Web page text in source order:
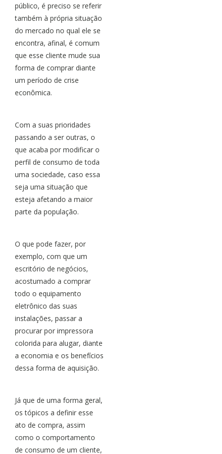
público, é preciso se referir
também à própria situação
do mercado no qual ele se
encontra, afinal, é comum
que esse cliente mude sua
forma de comprar diante
um período de crise
econômica.
Com a suas prioridades
passando a ser outras, o
que acaba por modificar o
perfil de consumo de toda
uma sociedade, caso essa
seja uma situação que
esteja afetando a maior
parte da população.
O que pode fazer, por
exemplo, com que um
escritório de negócios,
acostumado a comprar
todo o equipamento
eletrônico das suas
instalações, passar a
procurar por impressora
colorida para alugar, diante
a economia e os benefícios
dessa forma de aquisição.
Já que de uma forma geral,
os tópicos a definir esse
ato de compra, assim
como o comportamento
de consumo de um cliente,